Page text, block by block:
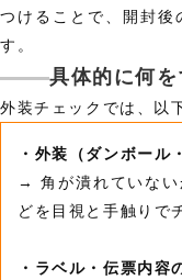
つけることで、開封後
す。
具体的に何を
外装チェックでは、以
・外装（ダンボー
→ 角が潰れていない
どを目視と手触りで
・ラベル・伝票内容